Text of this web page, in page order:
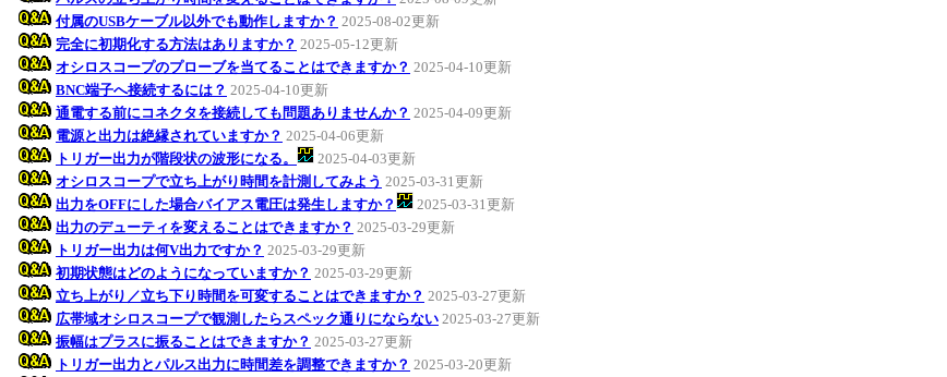
付属のUSBケーブル以外でも動作しますか？ 2025-08-02更新
完全に初期化する方法はありますか？ 2025-05-12更新
オシロスコープのプローブを当てることはできますか？ 2025-04-10更新
BNC端子へ接続するには？ 2025-04-10更新
通電する前にコネクタを接続しても問題ありませんか？ 2025-04-09更新
電源と出力は絶縁されていますか？ 2025-04-06更新
トリガー出力が階段状の波形になる。
2025-04-03更新
オシロスコープで立ち上がり時間を計測してみよう 2025-03-31更新
出力をOFFにした場合バイアス電圧は発生しますか？
2025-03-31更新
出力のデューティを変えることはできますか？ 2025-03-29更新
トリガー出力は何V出力ですか？ 2025-03-29更新
初期状態はどのようになっていますか？ 2025-03-29更新
立ち上がり／立ち下り時間を可変することはできますか？ 2025-03-27更新
広帯域オシロスコープで観測したらスペック通りにならない 2025-03-27更新
振幅はプラスに振ることはできますか？ 2025-03-27更新
トリガー出力とパルス出力に時間差を調整できますか？ 2025-03-20更新